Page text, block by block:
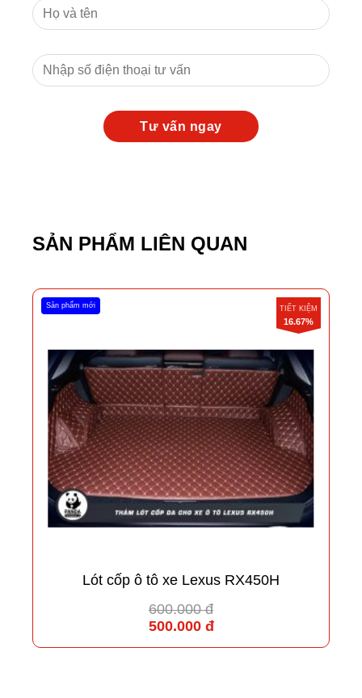
SẢN PHẨM LIÊN QUAN
Sản phẩm mới TIẾT KIỆM
16.67%
Lót cốp ô tô xe Lexus RX450H
600.000 đ
500.000 đ